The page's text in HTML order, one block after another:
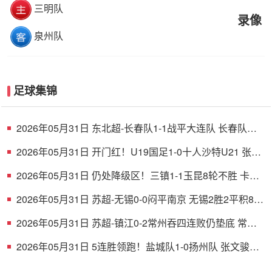
三明队
泉州队
录像
足球集锦
2026年05月31日 东北超-长春队1-1战平大连队 长春队点
2026年05月31日 开门红！U19国足1-0十人沙特U21 张家
2026年05月31日 仍处降级区！三镇1-1玉昆8轮不胜 卡迪
2026年05月31日 苏超-无锡0-0闷平南京 无锡2胜2平积8分
2026年05月31日 苏超-镇江0-2常州吞四连败仍垫底 常州
2026年05月31日 5连胜领跑！盐城队1-0扬州队 张文骏点